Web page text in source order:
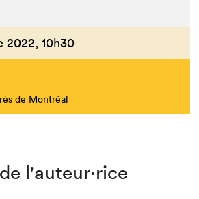
2022, 10h30
de Montréal
l'auteur·rice